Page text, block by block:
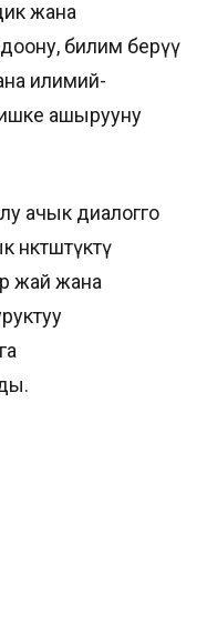
жана
билим берүү
илимий-
ашырууну
ачык диалогго
жай жана